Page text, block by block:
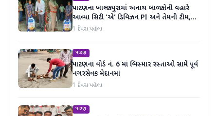
પાટણના ખાલકપુરામાં અનાથ બાળકોની વહારે
આવ્યા સિટી 'એ' ડિવિઝન PI અને તેમની ટીમ,
માનવતા મહેકી
1 દિવસ પહેલા
પાટણ
પાટણના વોર્ડ નં. 6 માં બિસ્માર રસ્તાઓ સામે પૂર્વ
નગરસેવક મેદાનમાં
1 દિવસ પહેલા
પાટણ